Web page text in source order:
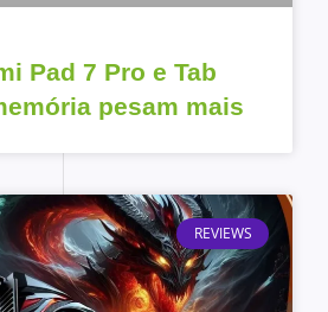
Pad 7 Pro e Tab
pesam mais
REVIEWS